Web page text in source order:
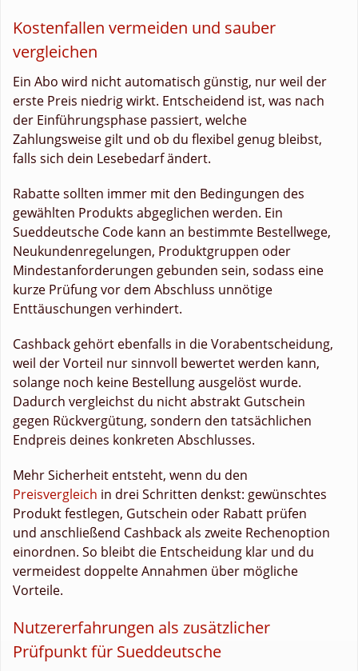
Kostenfallen vermeiden und sauber
vergleichen
Ein Abo wird nicht automatisch günstig, nur weil der
erste Preis niedrig wirkt. Entscheidend ist, was nach
der Einführungsphase passiert, welche
Zahlungsweise gilt und ob du flexibel genug bleibst,
falls sich dein Lesebedarf ändert.
Rabatte sollten immer mit den Bedingungen des
gewählten Produkts abgeglichen werden. Ein
Sueddeutsche Code kann an bestimmte Bestellwege,
Neukundenregelungen, Produktgruppen oder
Mindestanforderungen gebunden sein, sodass eine
kurze Prüfung vor dem Abschluss unnötige
Enttäuschungen verhindert.
Cashback gehört ebenfalls in die Vorabentscheidung,
weil der Vorteil nur sinnvoll bewertet werden kann,
solange noch keine Bestellung ausgelöst wurde.
Dadurch vergleichst du nicht abstrakt Gutschein
gegen Rückvergütung, sondern den tatsächlichen
Endpreis deines konkreten Abschlusses.
Mehr Sicherheit entsteht, wenn du den
Preisvergleich in drei Schritten denkst: gewünschtes
Produkt festlegen, Gutschein oder Rabatt prüfen
und anschließend Cashback als zweite Rechenoption
einordnen. So bleibt die Entscheidung klar und du
vermeidest doppelte Annahmen über mögliche
Vorteile.
Nutzererfahrungen als zusätzlicher
Prüfpunkt für Sueddeutsche